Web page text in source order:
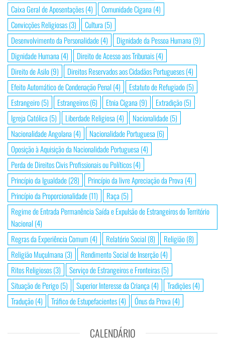
Caixa Geral de Aposentações(4) Comunidade Cigana (4)
Convicções Religiosas(3) Cultura (5)
Desenvolvimento da Personalidade(4) Dignidade da Pessoa Humana (9)
Dignidade Humana (4) Direito de Acesso aos Tribunais(4)
Direito de Asilo(9) Direitos Reservados aos Cidadãos Portugueses(4)
Efeito Automático de Condenação Penal (4) Estatuto de Refugiado(5)
Estrangeiro(5) Estrangeiros(6) Etnia Cigana (9) Extradição(5)
Igreja Católica (5) Liberdade Religiosa (4) Nacionalidade(5)
Nacionalidade Angolana (4) Nacionalidade Portuguesa (6)
Oposição à Aquisição da Nacionalidade Portuguesa (4)
Perda de Direitos Civis Profissionais ou Políticos(4)
Princípio da Igualdade(28) Princípio da livre Apreciação da Prova (4)
Princípio da Proporcionalidade(11) Raça (5)
Regime de Entrada Permanência Saída e Expulsão de Estrangeiros do Território
Nacional (4)
Regras da Experiência Comum (4) Relatório Social (8) Religião(8)
Religião Muçulmana (3) Rendimento Social de Inserção(4)
Ritos Religiosos(3) Serviço de Estrangeiros e Fronteiras(5)
Situação de Perigo(5) Superior Interesse da Criança (4) Tradições(4)
Tradução(4) Tráfico de Estupefacientes(4) Ónus da Prova (4)
CALENDÁRIO